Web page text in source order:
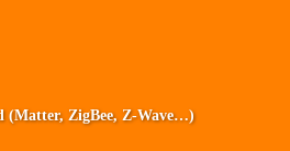
(Matter, ZigBee, Z-Wave…)